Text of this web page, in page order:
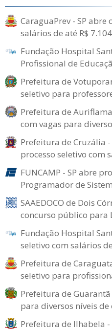
CaraguaPrev - SP
salários de até R$
Fundação Hospital
Profissional de
Prefeitura de
seletivo para
Prefeitura de
com vagas para
Prefeitura de Cruzália -
processo seletivo com
FUNCAMP - SP abre
Programador de
SAAEDOCO de Dois
concurso público para
Fundação Hospital
seletivo com salários
Prefeitura de
seletivo para
Prefeitura de
para diversos níveis
Prefeitura de Ilhabela